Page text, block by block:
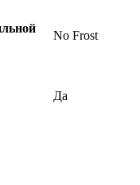
No Frost
Да